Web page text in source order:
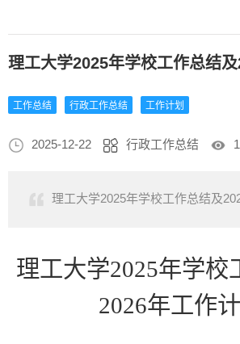
理工大学2025年学校工作总结
工作总结 行政工作总结 工作计划
2025-12-22 行政工作总结
理工大学2025年学校工作总结及
理工大学2025年学校
2026年工作